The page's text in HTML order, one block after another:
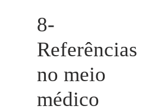
8-
Referências
no meio
médico